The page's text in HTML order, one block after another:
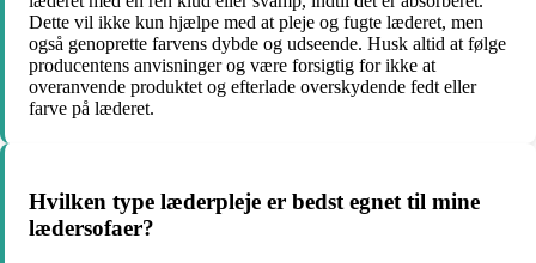
Dette vil ikke kun hjælpe med at pleje og fugte læderet, men
også genoprette farvens dybde og udseende. Husk altid at følge
producentens anvisninger og være forsigtig for ikke at
overanvende produktet og efterlade overskydende fedt eller
farve på læderet.
Hvilken type læderpleje er bedst egnet til mine
lædersofaer?